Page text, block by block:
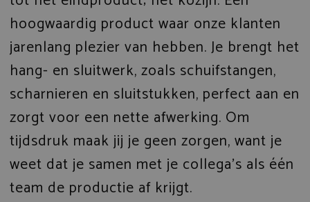
hoogwaardig product waar onze klanten
jarenlang plezier van hebben. Je brengt het
hang- en sluitwerk, zoals schuifstangen,
scharnieren en sluitstukken, perfect aan en
zorgt voor een nette afwerking. Om
tijdsdruk maak jij je geen zorgen, want je
weet dat je samen met je collega’s als één
team de productie af krijgt.